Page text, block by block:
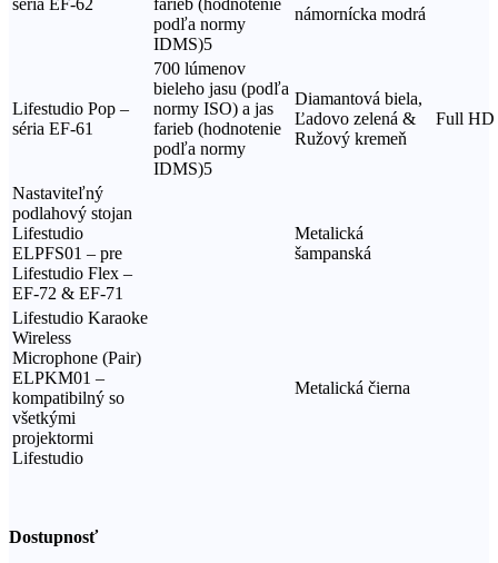
podľa normy
IDMS)5
námornícka modrá
Lifestudio Pop –
séria EF-61
700 lúmenov
bieleho jasu (podľa
normy ISO) a jas
farieb (hodnotenie
podľa normy
IDMS)5
Diamantová biela,
Ľadovo zelená &
Ružový kremeň
Full HD
Nastaviteľný
podlahový stojan
Lifestudio
ELPFS01 – pre
Lifestudio Flex –
EF-72 & EF-71
Metalická
šampanská
Lifestudio Karaoke
Wireless
Microphone (Pair)
ELPKM01 –
kompatibilný so
všetkými
projektormi
Lifestudio
Metalická čierna
Dostupnosť